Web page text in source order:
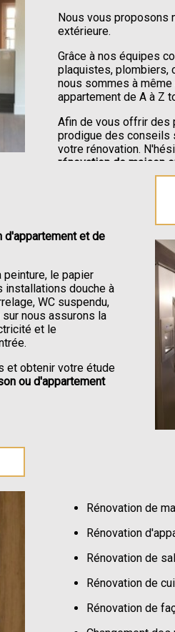
Nous vous proposons
extérieure.
Grâce à nos équipes
plaquistes, plombiers,
nous sommes à
appartement de A à Z
Afin de vous offrir des
prodigue des conseils
votre rénovation.
rénovation de maison
d'appartement et de
peinture, le papier
installations douche à
WC suspendu,
nous assurons la
et le
et obtenir votre étude
ou d'appartement
Rénovation de
Rénovation
Rénovation de
Rénovation de
Rénovation de